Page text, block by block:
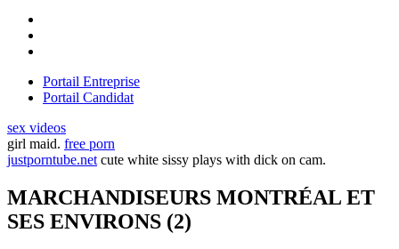
Portail Entreprise
Portail Candidat
sex videos
girl maid. free porn
justporntube.net cute white sissy plays with dick on cam.
MARCHANDISEURS MONTRÉAL ET
SES ENVIRONS (2)